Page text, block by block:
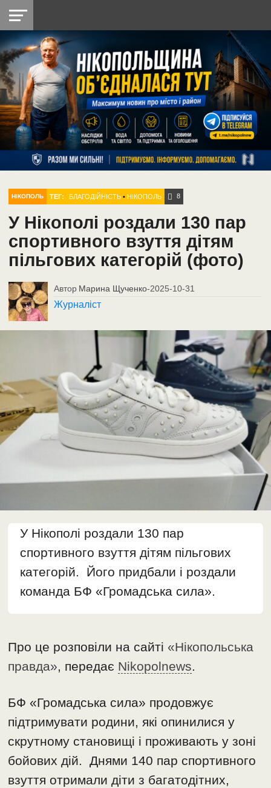
НІКОПОЛЬ
РАЙОН
СІЧЕСЛАВСЬКА
УКРАЇНА
РЕТРО
НІКОПОЛЬ
ЛАЙТ
УКРАЇНА
ДОПОМОГА
РАДІО
НІКОПОЛЬ ТЕГ: БЛАГОДІЙНІСТЬ •НІКОПОЛЬ 8
У Нікополі роздали 130 пар
спортивного взуття дітям
пільгових категорій (фото)
Автор Марина Щученко-2025-10-31
Журналіст
У Нікополі роздали 130 пар
спортивного взуття дітям пільгових
категорій. Його придбали і роздали
команда БФ «Громадська сила».
Про це розповіли на сайті«Нікопольська
правда», передає Nikopolnews.
БФ «Громадська сила» продовжує
підтримувати родини, які опинилися у
скрутному становищі і проживають у зоні
бойових дій. Днями 140 пар спортивного
взуття отримали діти з багатодітних,